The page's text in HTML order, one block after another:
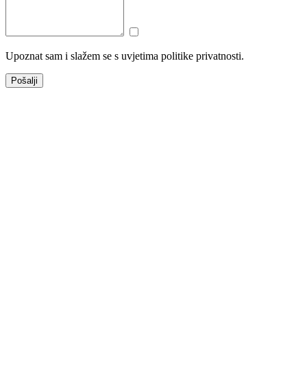
Upoznat sam i slažem se s uvjetima politike privatnosti.
Pošalji